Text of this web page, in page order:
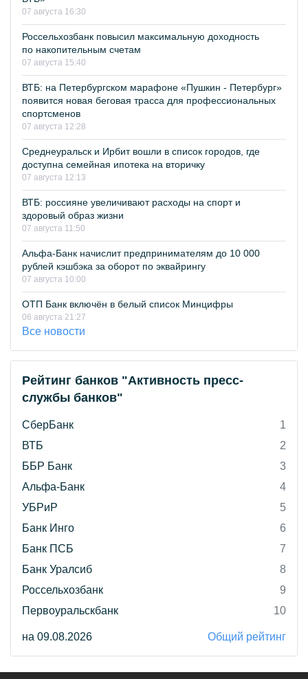
07 августа 16:30
Россельхозбанк повысил максимальную доходность
по накопительным счетам
07 августа 15:40
ВТБ: на Петербургском марафоне «Пушкин - Петербург»
появится новая беговая трасса для профессиональных
спортсменов
07 августа 12:28
Среднеуральск и Ирбит вошли в список городов, где
доступна семейная ипотека на вторичку
07 августа 12:13
ВТБ: россияне увеличивают расходы на спорт и
здоровый образ жизни
07 августа 11:50
Альфа-Банк начислит предпринимателям до 10 000
рублей кэшбэка за оборот по эквайрингу
07 августа 10:00
ОТП Банк включён в белый список Минцифры
06 августа 21:27
Все новости
Рейтинг банков "Активность пресс-
службы банков"
СберБанк
1
ВТБ
2
ББР Банк
3
Альфа-Банк
4
УБРиР
5
Банк Инго
6
Банк ПСБ
7
Банк Уралсиб
8
Россельхозбанк
9
Первоуральскбанк
10
на 09.08.2026 Общий рейтинг